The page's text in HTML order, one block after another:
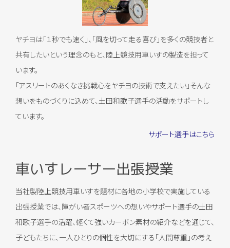
ヤチヨは「１秒でも速く」、「風を切って走る喜び」を多くの競技者と
共有したいという理念のもと、陸上競技用車いすの製造を担って
います。
「アスリートのあくなき挑戦心をヤチヨの技術で支えたい」そんな
想いをものづくりに込めて、土田和歌子選手の活動をサポートし
ています。
サポート選手はこちら
車いすレーサー出張授業
当社製陸上競技用車いすを題材に各地の小学校で実施している
出張授業では、障がい者スポーツへの想いやサポート選手の土田
和歌子選手の活躍、軽くて強いカーボン素材の紹介などを通じて、
子どもたちに、一人ひとりの個性を大切にする「人間尊重」の考え